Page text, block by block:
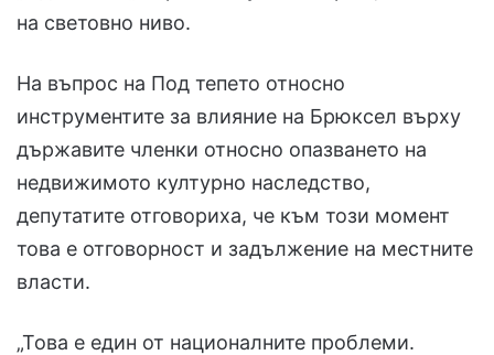
на световно ниво.
На въпрос на Под тепето относно
инструментите за влияние на Брюксел върху
държавите членки относно опазването на
недвижимото културно наследство,
депутатите отговориха, че към този момент
това е отговорност и задължение на местните
власти.
„Това е един от националните проблеми.